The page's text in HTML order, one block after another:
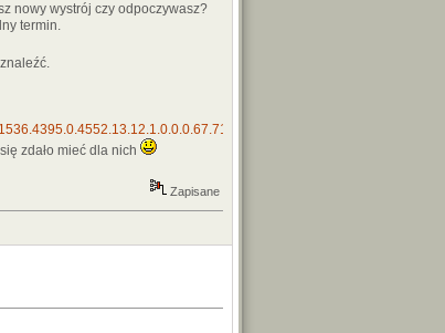
nowy wystrój czy odpoczywasz?
termin.
zdało mieć dla nich
Zapisane